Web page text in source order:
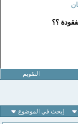
؟؟
التقويم
إبحث في الموضوع